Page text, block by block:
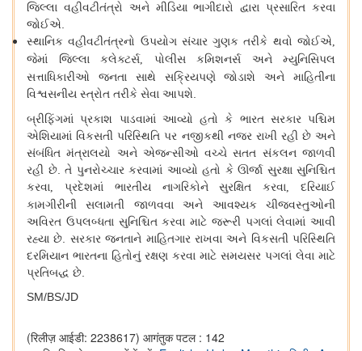
જિલ્લા વહીવટીતંત્રો અને મીડિયા ભાગીદારો દ્વારા પ્રસારિત કરવા
જોઈએ.
સ્થાનિક વહીવટીતંત્રનો ઉપયોગ સંચાર ગુણક તરીકે થવો જોઈએ,
જેમાં જિલ્લા કલેક્ટર્સ, પોલીસ કમિશનર્સ અને
મ્યુનિસિપલ
સત્તાધિકારીઓ
જનતા સાથે સક્રિયપણે જોડાશે અને
માહિતીના
વિશ્વસનીય સ્ત્રોત તરીકે સેવા આપશે.
બ્રીફિંગમાં પ્રકાશ પાડવામાં આવ્યો હતો કે ભારત સરકાર પશ્ચિમ
એશિયામાં વિકસતી પરિસ્થિતિ પર નજીકથી નજર રાખી રહી છે અને
સંબંધિત મંત્રાલયો અને એજન્સીઓ વચ્ચે સતત સંકલન જાળવી
રહી છે. તે પુનરોચ્ચાર કરવામાં આવ્યો હતો કે ઊર્જા સુરક્ષા સુનિશ્ચિત
કરવા, પ્રદેશમાં ભારતીય નાગરિકોને સુરક્ષિત કરવા,દરિયાઈ
કામગીરીની
સલામતી જાળવવા અને આવશ્યક
ચીજવસ્તુઓની
અવિરત ઉપલબ્ધતા સુનિશ્ચિત કરવા માટે જરૂરી પગલાં લેવામાં આવી
રહ્યા છે. સરકાર જનતાને માહિતગાર રાખવા અને વિકસતી પરિસ્થિતિ
દરમિયાન ભારતના હિતોનું રક્ષણ કરવા માટે સમયસર પગલાં લેવા માટે
પ્રતિબદ્ધ છે.
SM/BS/JD
(रिलीज़ आईडी: 2238617) आगंतुक पटल : 142